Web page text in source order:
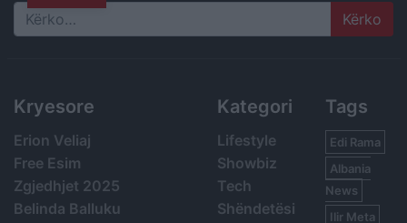
Search
Kryesore
Erion Veliaj
Free Esim
Zgjedhjet 2025
Belinda Balluku
Kategori
Lifestyle
Showbiz
Tech
Shëndetësi
Tags
Edi Rama
Albania
News
Ilir Meta